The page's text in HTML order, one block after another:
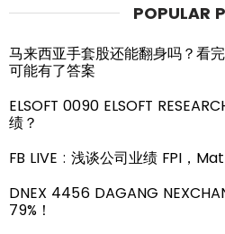
POPULAR
马来西亚手套股还能翻身吗？看
可能有了答案
ELSOFT 0090 ELSOFT
绩？
FB LIVE : 浅谈公司业绩 FPI，
DNEX 4456 DAGANG
79%！